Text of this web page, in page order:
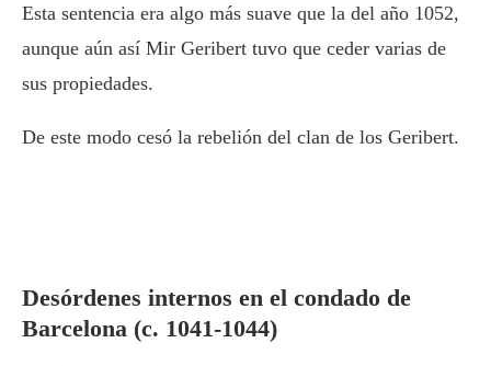
Esta sentencia era algo más suave que la del año 1052,
aunque aún así Mir Geribert tuvo que ceder varias de
sus propiedades.
De este modo cesó la rebelión del clan de los Geribert.
Desórdenes internos en el condado de
Barcelona (c. 1041-1044)